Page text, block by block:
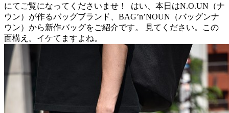
にてご覧になってくださいませ！
はい、本日はN.O.UN（ナ
ウン）が作るバッグブランド、BAG’n’NOUN（バッグンナ
ウン）から新作バッグをご紹介です。 見てください。この
面構え。イケてますよね。